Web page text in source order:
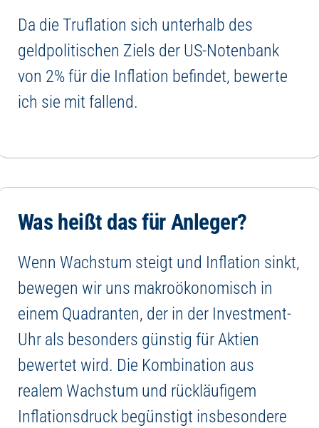
Da die Truflation sich unterhalb des
geldpolitischen Ziels der US-Notenbank
von 2% für die Inflation befindet, bewerte
ich sie mit fallend.
Was heißt das für Anleger?
Wenn Wachstum steigt und Inflation sinkt,
bewegen wir uns makroökonomisch in
einem Quadranten, der in der Investment-
Uhr als besonders günstig für Aktien
bewertet wird. Die Kombination aus
realem Wachstum und rückläufigem
Inflationsdruck begünstigt insbesondere